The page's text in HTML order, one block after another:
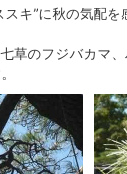
スキ”に秋の気配
草のフジバカマ